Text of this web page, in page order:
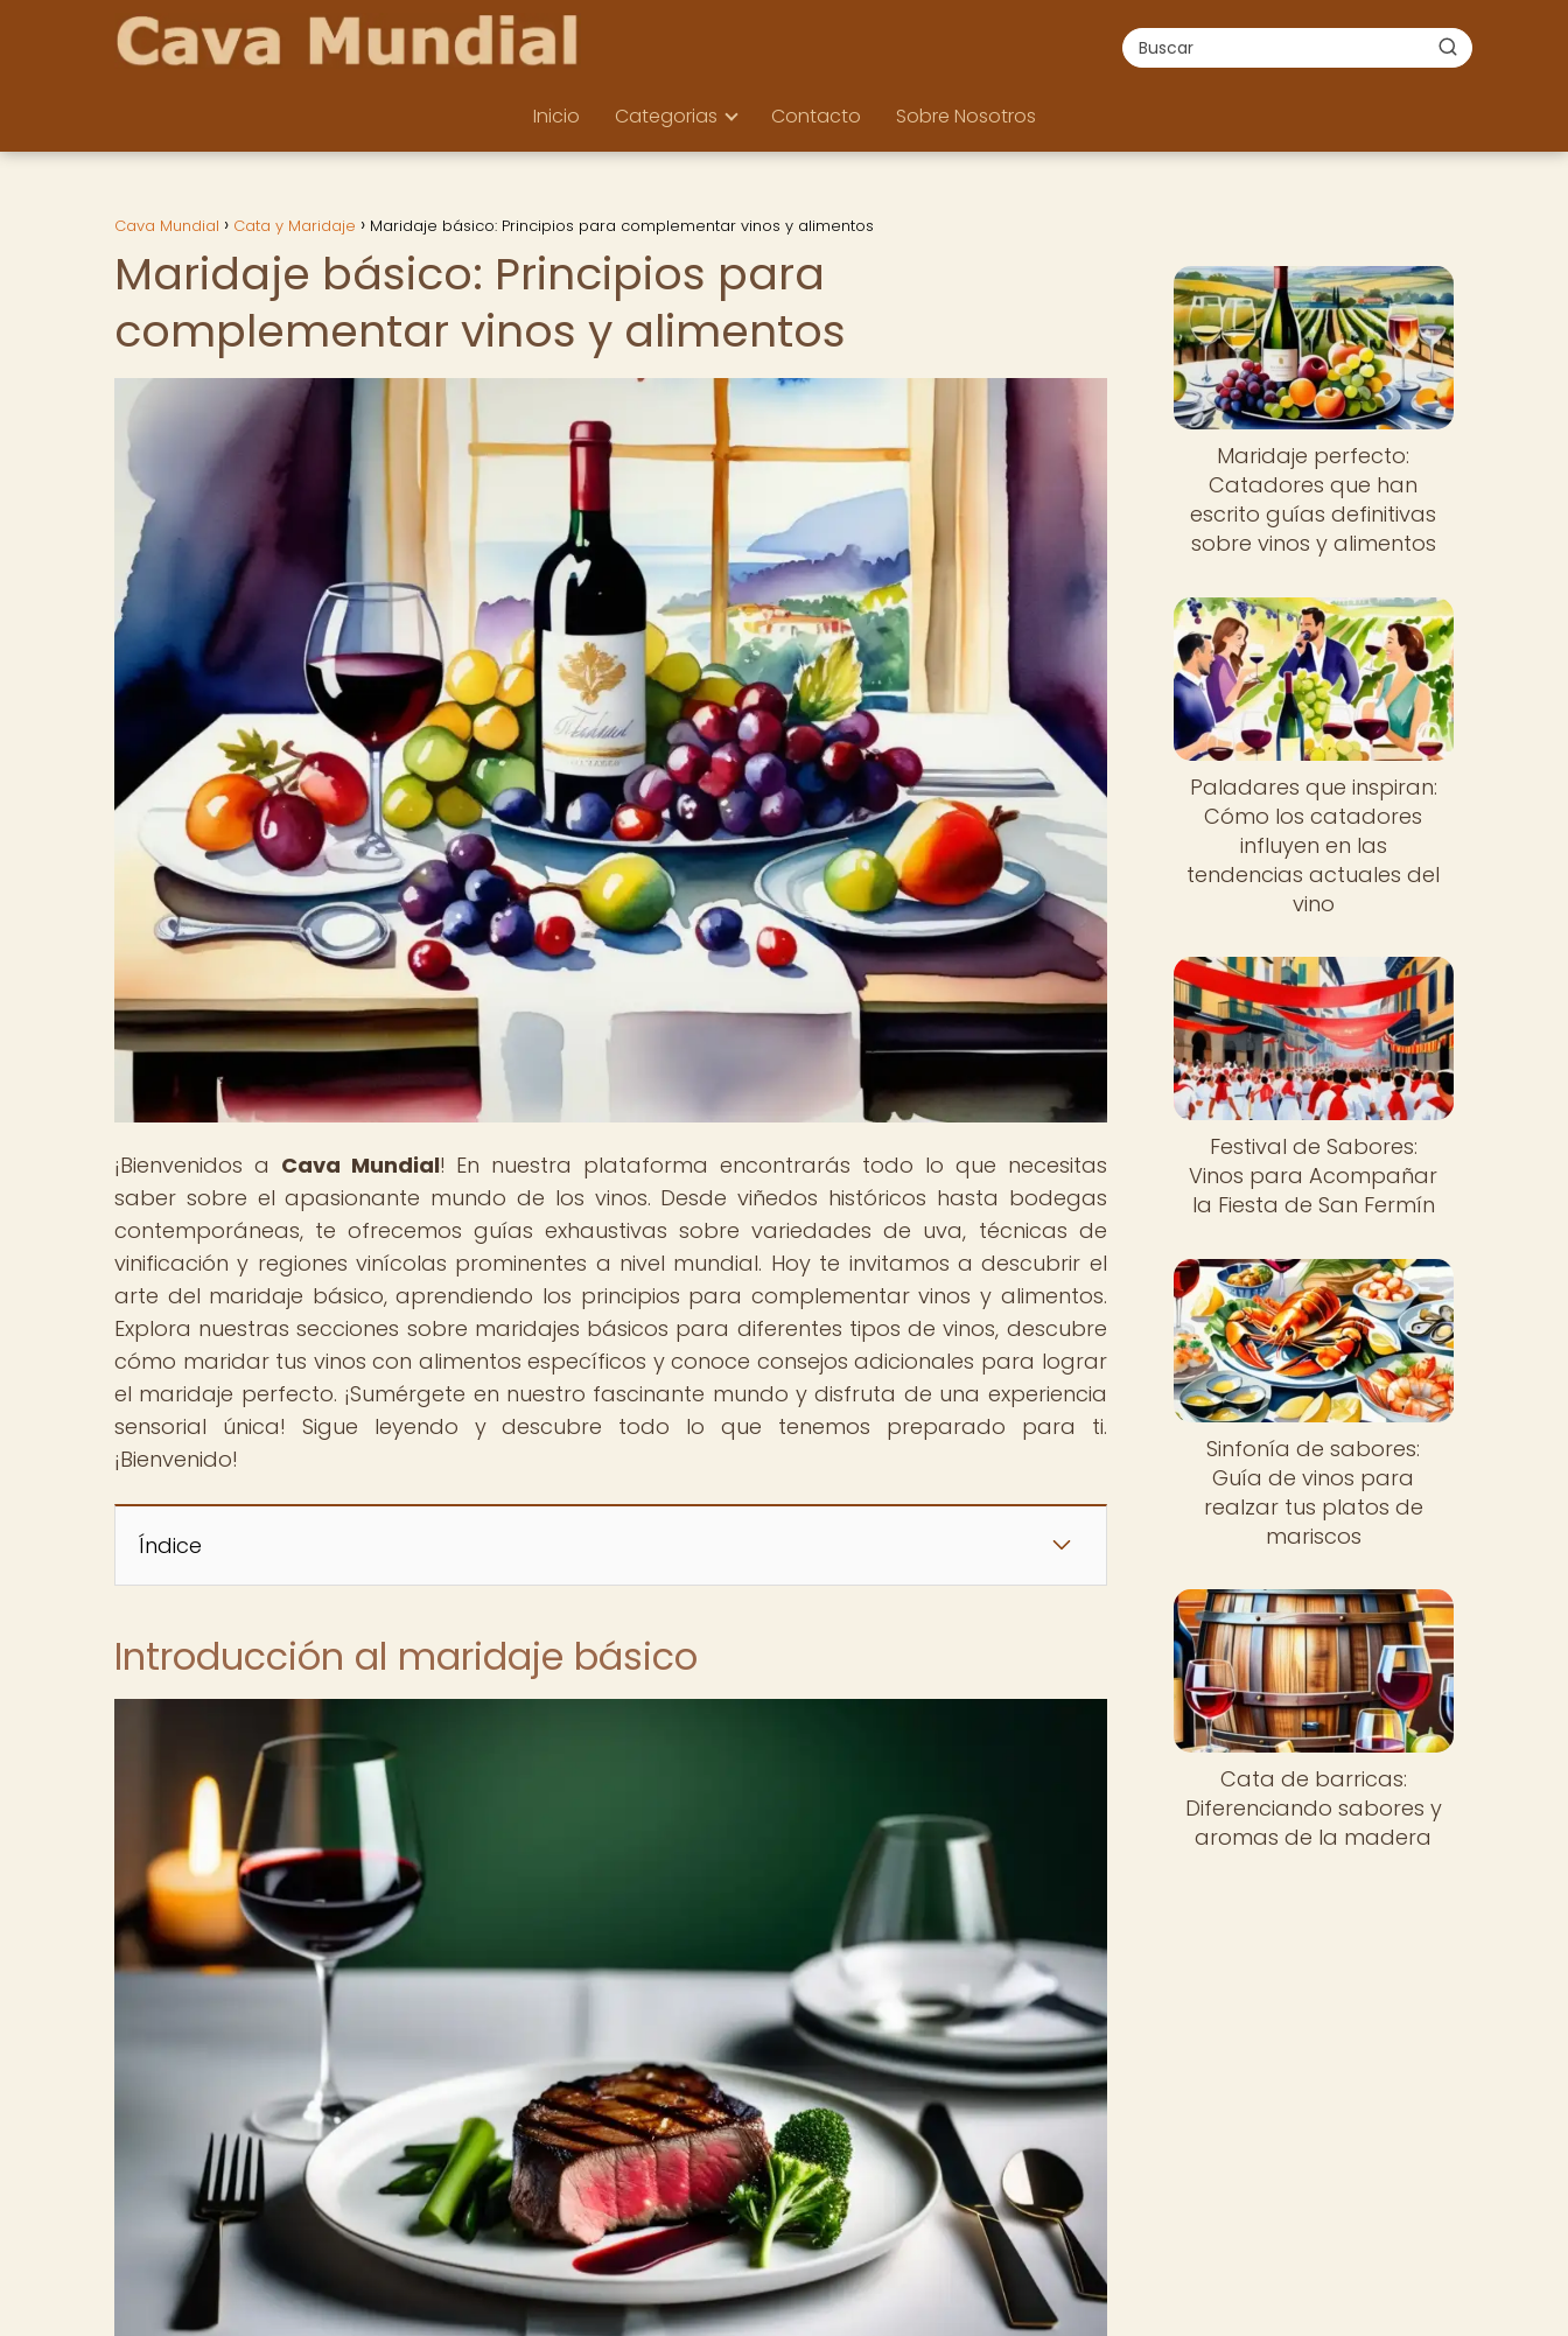
Inicio Categorias Contacto Sobre Nosotros
Cava Mundial Cata y Maridaje Maridaje básico: Principios para complementar vinos y alimentos
Maridaje básico: Principios para
complementar vinos y alimentos
¡Bienvenidos a Cava Mundial! En nuestra plataforma encontrarás todo lo que necesitas
saber sobre el apasionante mundo de los vinos. Desde viñedos históricos hasta bodegas
contemporáneas, te ofrecemos guías exhaustivas sobre variedades de uva, técnicas de
vinificación y regiones vinícolas prominentes a nivel mundial. Hoy te invitamos a descubrir el
arte del maridaje básico, aprendiendo los principios para complementar vinos y alimentos.
Explora nuestras secciones sobre maridajes básicos para diferentes tipos de vinos, descubre
cómo maridar tus vinos con alimentos específicos y conoce consejos adicionales para lograr
el maridaje perfecto. ¡Sumérgete en nuestro fascinante mundo y disfruta de una experiencia
sensorial única! Sigue leyendo y descubre todo lo que tenemos preparado para ti.
¡Bienvenido!
Índice
Introducción al maridaje básico
Maridaje perfecto:
Catadores que han
escrito guías definitivas
sobre vinos y alimentos
Paladares que inspiran:
Cómo los catadores
influyen en las
tendencias actuales del
vino
Festival de Sabores:
Vinos para Acompañar
la Fiesta de San Fermín
Sinfonía de sabores:
Guía de vinos para
realzar tus platos de
mariscos
Cata de barricas:
Diferenciando sabores y
aromas de la madera